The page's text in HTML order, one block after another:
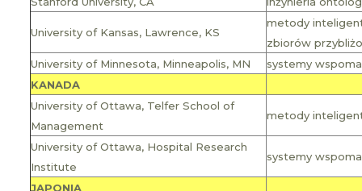
University of Kansas, Lawrence, KS
metody
zbiorów
University of Minnesota, Minneapolis, MN
systemy
KANADA
University of Ottawa, Telfer School of
Management
metody
University of Ottawa, Hospital Research
Institute
systemy
JAPONIA